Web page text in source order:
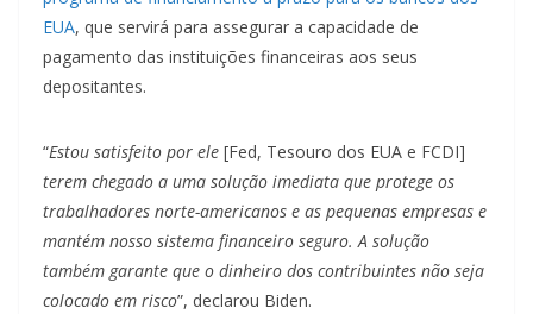
EUA, que servirá para assegurar a capacidade de
pagamento das instituições financeiras aos seus
depositantes.
“Estou satisfeito por ele [Fed, Tesouro dos EUA e FCDI]
terem chegado a uma solução imediata que protege os
trabalhadores norte-americanos e as pequenas empresas e
mantém nosso sistema financeiro seguro. A solução
também garante que o dinheiro dos contribuintes não seja
colocado em risco”, declarou Biden.